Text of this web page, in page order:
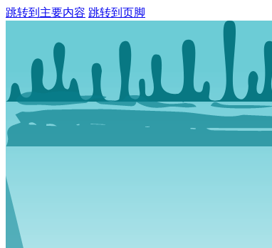
跳转到主要内容 跳转到页脚